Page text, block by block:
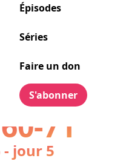
Épisodes
Séries
Faire un don
S'abonner
71
- jour 5